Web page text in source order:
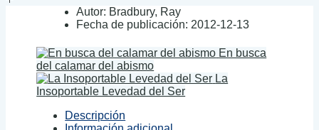
Autor: Bradbury, Ray
Fecha de publicación: 2012-12-13
En busca
del calamar del abismo
La
Insoportable Levedad del Ser
Descripción